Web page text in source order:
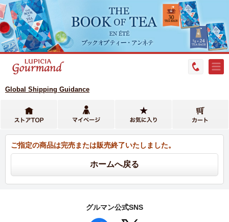
Global Shipping Guidance
ご指定の商品は完売または販売終了いたしました。
グルマン公式SNS